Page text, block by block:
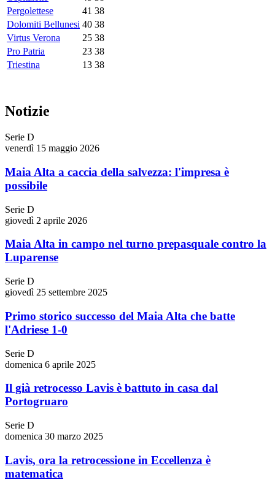
Pergolettese
41 38
Dolomiti Bellunesi 40 38
Virtus Verona
25 38
Pro Patria
23 38
Triestina
13 38
Notizie
Serie D
venerdì 15 maggio 2026
Maia Alta a caccia della salvezza: l'impresa è
possibile
Serie D
giovedì 2 aprile 2026
Maia Alta in campo nel turno prepasquale contro la
Luparense
Serie D
giovedì 25 settembre 2025
Primo storico successo del Maia Alta che batte
l'Adriese 1-0
Serie D
domenica 6 aprile 2025
Il già retrocesso Lavis è battuto in casa dal
Portogruaro
Serie D
domenica 30 marzo 2025
Lavis, ora la retrocessione in Eccellenza è
matematica